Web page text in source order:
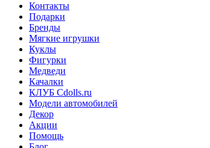
Контакты
Подарки
Бренды
Мягкие игрушки
Куклы
Фигурки
Медведи
Качалки
КЛУБ Cdolls.ru
Модели автомобилей
Декор
Акции
Помощь